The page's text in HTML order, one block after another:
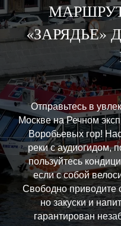
«ЗАРЯДЬЕ»
Отправьтесь в
Москве на Речном
Воробьевых гор!
реки с аудиогидом,
пользуйтесь
если с собой
Свободно приводите
но закуски и
гарантирован